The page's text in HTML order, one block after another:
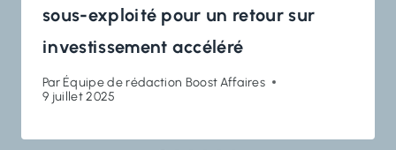
sous-exploité pour un retour sur
investissement accéléré
ParÉquipe de rédaction Boost Affaires
9 juillet 2025